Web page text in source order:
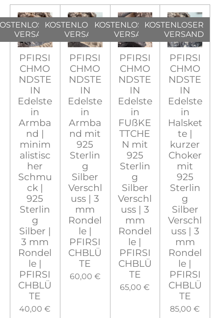
VERSAND
PFIRSI
CHMO
NDSTE
IN
Edelste
in
Armba
nd |
minim
alistisc
her
Schmu
ck |
925
Sterlin
g
Silber |
3 mm
Rondel
le |
PFIRSI
CHBLÜ
TE
40,00 €
KOSTENLOSER
VERSAND
PFIRSI
CHMO
NDSTE
IN
Edelste
in
Armba
nd mit
925
Sterlin
g
Silber
Verschl
uss | 3
mm
Rondel
le |
PFIRSI
CHBLÜ
TE
60,00 €
KOSTENLOSER
VERSAND
PFIRSI
CHMO
NDSTE
IN
Edelste
in
FUßKE
TTCHE
N mit
925
Sterlin
g
Silber
Verschl
uss | 3
mm
Rondel
le |
PFIRSI
CHBLÜ
TE
65,00 €
KOSTENLOSER
VERSAND
PFIRSI
CHMO
NDSTE
IN
Edelste
in
Halsket
te |
kurzer
Choker
mit
925
Sterlin
g
Silber
Verschl
uss | 3
mm
Rondel
le |
PFIRSI
CHBLÜ
TE
85,00 €